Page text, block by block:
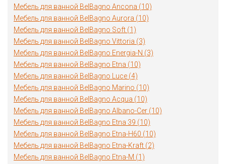
Мебель для ванной BelBagno Ancona (10)
Мебель для ванной BelBagno Aurora (10)
Мебель для ванной BelBagno Soft (1)
Мебель для ванной BelBagno Vittoria (3)
Мебель для ванной BelBagno Energia-N (3)
Мебель для ванной BelBagno Etna (10)
Мебель для ванной BelBagno Luce (4)
Мебель для ванной BelBagno Marino (10)
Мебель для ванной BelBagno Acqua (10)
Мебель для ванной BelBagno Albano-Cer (10)
Мебель для ванной BelBagno Etna 39 (10)
Мебель для ванной BelBagno Etna-H60 (10)
Мебель для ванной BelBagno Etna-Kraft (2)
Мебель для ванной BelBagno Etna-M (1)